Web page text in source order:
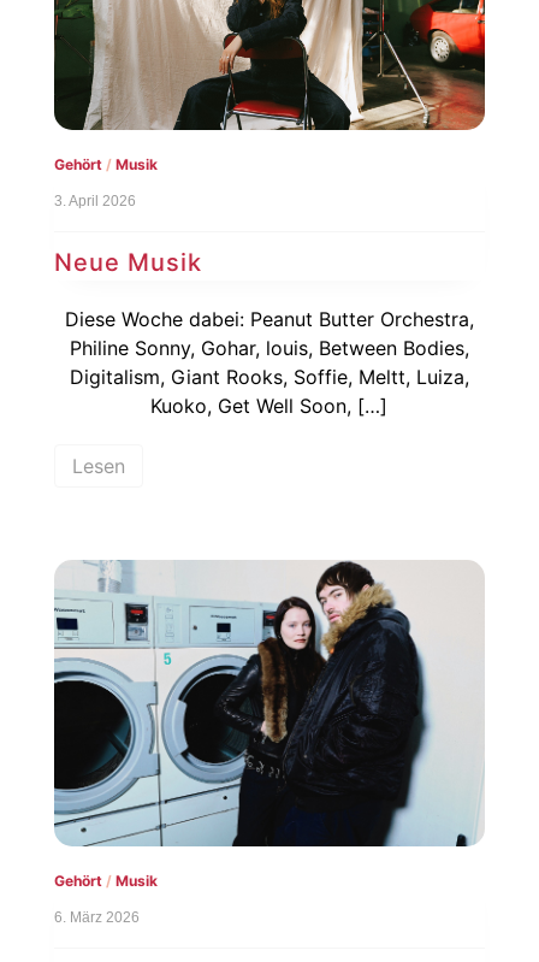
Gehört/ Musik
3. April 2026
Neue Musik
Diese Woche dabei: Peanut Butter Orchestra,
Philine Sonny, Gohar, louis, Between Bodies,
Digitalism, Giant Rooks, Soffie, Meltt, Luiza,
Kuoko, Get Well Soon, […]
Lesen
Gehört/ Musik
6. März 2026